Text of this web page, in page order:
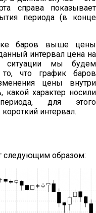
справа показывает
периода (в конце
баров выше цены
интервал цена на
ситуации мы будем
что график баров
цены внутри
какой характер носили
для этого
интервал.
следующим образом: